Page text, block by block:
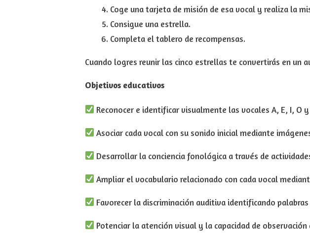
Coge una tarjeta de misión de esa vocal y realiza la
Consigue una estrella.
Completa el tablero de recompensas.
Cuando logres reunir las cinco estrellas te convertirás en un
Objetivos educativos
Reconocer e identificar visualmente las vocales A, E, I, O y
Asociar cada vocal con su sonido inicial mediante
Desarrollar la conciencia fonológica a través de
Ampliar el vocabulario relacionado con cada vocal
Favorecer la discriminación auditiva identificando
Potenciar la atención visual y la capacidad de